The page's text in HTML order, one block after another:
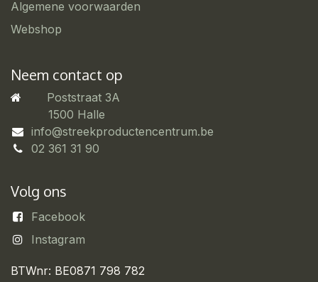
Algemene voorwaarden
Webshop
Neem contact op
Poststraat 3A
​1500 Halle
info@streekproductencentrum.be
02 361 31 90
Volg ons
Facebook
Instagram
BTWnr: BE0871 798 782